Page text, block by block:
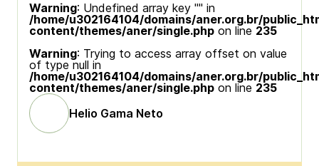
Warning: Undefined array key "" in
/home/u302164104/domains/aner.org.br/
content/themes/aner/single.php on line 235
Warning: Trying to access array offset on value
of type null in
/home/u302164104/domains/aner.org.br/
content/themes/aner/single.php on line 235
Helio Gama Neto